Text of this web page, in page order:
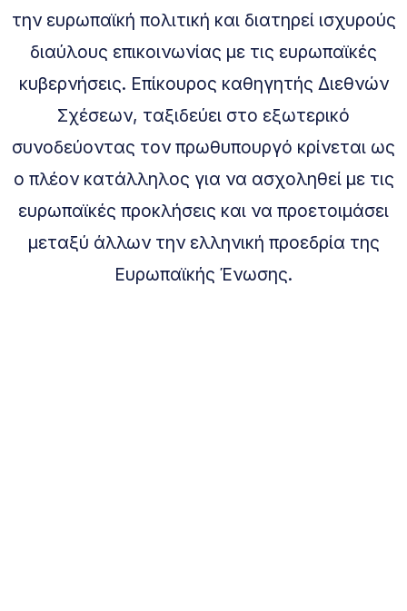
την ευρωπαϊκή πολιτική και διατηρεί ισχυρούς
διαύλους επικοινωνίας με τις ευρωπαϊκές
κυβερνήσεις. Επίκουρος καθηγητής Διεθνών
Σχέσεων, ταξιδεύει στο εξωτερικό
συνοδεύοντας τον πρωθυπουργό κρίνεται ως
ο πλέον κατάλληλος για να ασχοληθεί με τις
ευρωπαϊκές προκλήσεις και να προετοιμάσει
μεταξύ άλλων την ελληνική προεδρία της
Ευρωπαϊκής Ένωσης.